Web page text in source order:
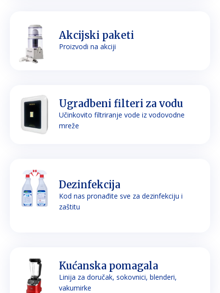
Akcijski paketi
Proizvodi na akciji
Ugradbeni filteri za vodu
Učinkovito filtriranje vode iz vodovodne
mreže
Dezinfekcija
Kod nas pronađite sve za dezinfekciju i
zaštitu
Kućanska pomagala
Linija za doručak, sokovnici, blenderi,
vakumirke